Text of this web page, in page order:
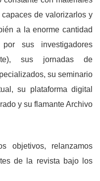
de valorizarlos y
a la enorme cantidad
sus investigadores
sus jornadas de
su seminario
su plataforma digital
y su flamante Archivo
objetivos, relanzamos
de la revista bajo los